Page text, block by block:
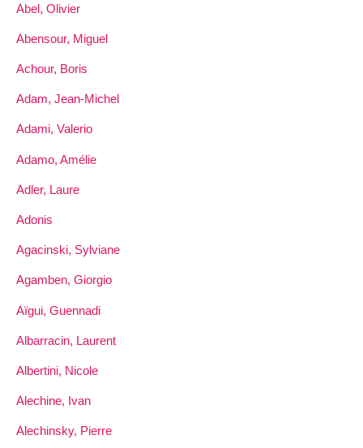
Abel, Olivier
Abensour, Miguel
Achour, Boris
Adam, Jean-Michel
Adami, Valerio
Adamo, Amélie
Adler, Laure
Adonis
Agacinski, Sylviane
Agamben, Giorgio
Aïgui, Guennadi
Albarracin, Laurent
Albertini, Nicole
Alechine, Ivan
Alechinsky, Pierre